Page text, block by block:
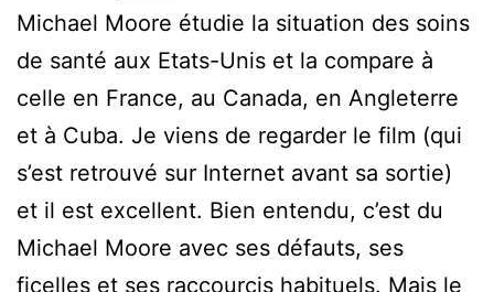
Michael Moore étudie la situation des soins
de santé aux Etats-Unis et la compare à
celle en France, au Canada, en Angleterre
et à Cuba. Je viens de regarder le film (qui
s’est retrouvé sur Internet avant sa sortie)
et il est excellent. Bien entendu, c’est du
Michael Moore avec ses défauts, ses
ficelles et ses raccourcis habituels. Mais le